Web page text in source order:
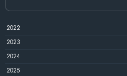
2022
2023
2024
2025